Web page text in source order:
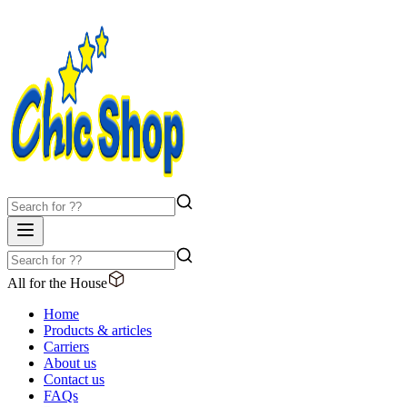
All for the House
Home
Products & articles
Carriers
About us
Contact us
FAQs